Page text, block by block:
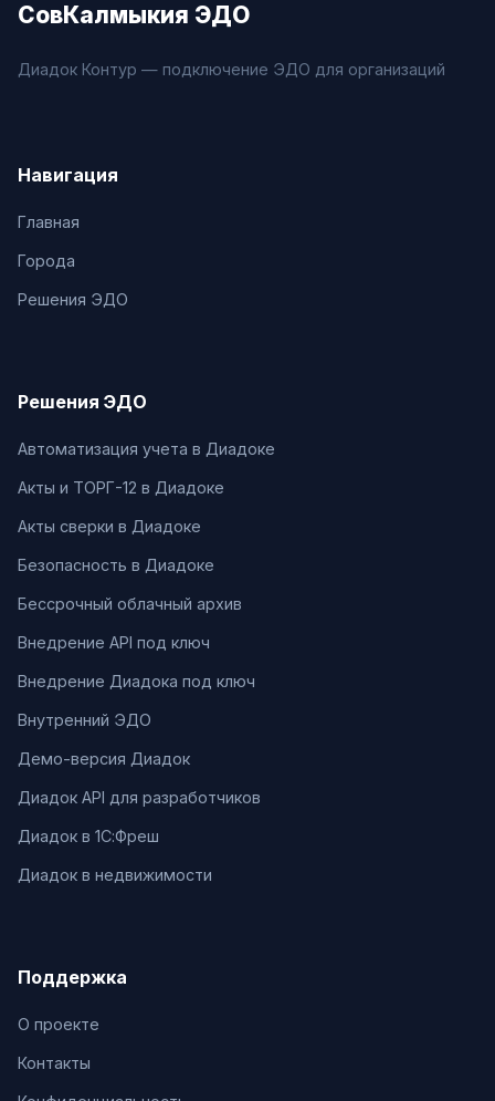
СовКалмыкия ЭДО
Диадок Контур — подключение ЭДО для организаций
Навигация
Главная
Города
Решения ЭДО
Решения ЭДО
Автоматизация учета в Диадоке
Акты и ТОРГ-12 в Диадоке
Акты сверки в Диадоке
Безопасность в Диадоке
Бессрочный облачный архив
Внедрение API под ключ
Внедрение Диадока под ключ
Внутренний ЭДО
Демо-версия Диадок
Диадок API для разработчиков
Диадок в 1С:Фреш
Диадок в недвижимости
Поддержка
О проекте
Контакты